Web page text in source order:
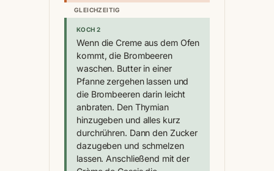
GLEICHZEITIG
KOCH 2
Wenn die Creme aus dem Ofen
kommt, die Brombeeren
waschen. Butter in einer
Pfanne zergehen lassen und
die Brombeeren darin leicht
anbraten. Den Thymian
hinzugeben und alles kurz
durchrühren. Dann den Zucker
dazugeben und schmelzen
lassen. Anschließend mit der